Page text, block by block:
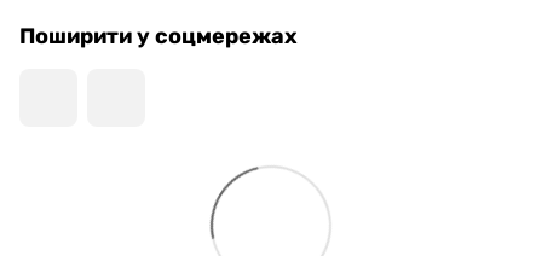
Поширити у соцмережах